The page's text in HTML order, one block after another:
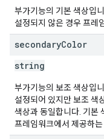
부가기능의 기본 색상입
설정되지 않은 경우 프레
secondaryColor
string
부가기능의 보조 색상입
설정되어 있지만 보조 색
색상과 동일합니다. 기본
프레임워크에서 제공하